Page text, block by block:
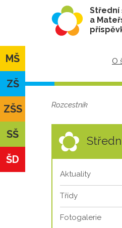
Střední
a
O
MŠ
ZŠ
ZŠS
SŠ
ŠD
Rozcestník
Aktuality
Třídy
Fotogalerie